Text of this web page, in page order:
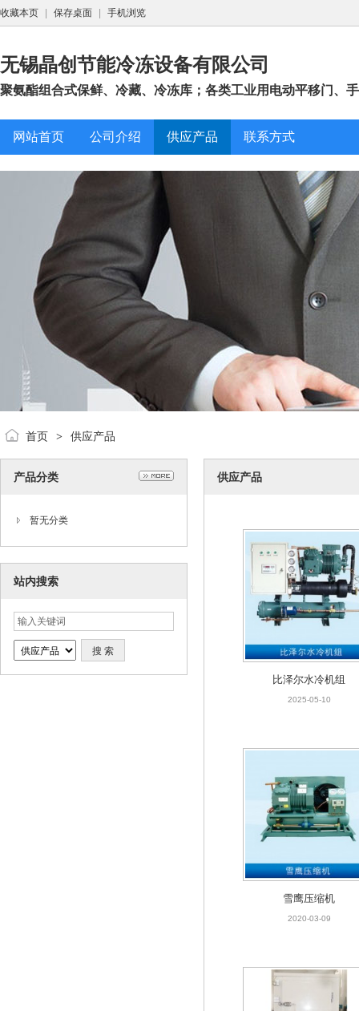
收藏本页 保存桌面 手机浏览
无锡晶创节能冷冻设备有限公司
聚氨酯组合式保鲜、冷藏、冷冻库；各类工业用电动平移门、
网站首页 公司介绍 供应产品 联系方式
首页 > 供应产品
产品分类
暂无分类
站内搜索
供应产品
比泽尔水冷机组
2025-05-10
雪鹰压缩机
2020-03-09